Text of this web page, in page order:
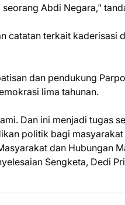
Abdi Negara,"
catatan terkait
dan pendukung
lima tahunan.
Dan ini menjadi tugas
politik bagi
dan Hubungan
Sengketa, Dedi